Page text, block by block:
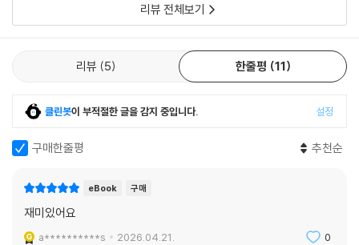
리뷰 전체보기
리뷰 5 한줄평 11
클린봇이 부적절한 글을 감지 중입니다. 설정
구매한줄평 추천순
eBook 구매
재미있어요
a**********s 2026.04.21. 0